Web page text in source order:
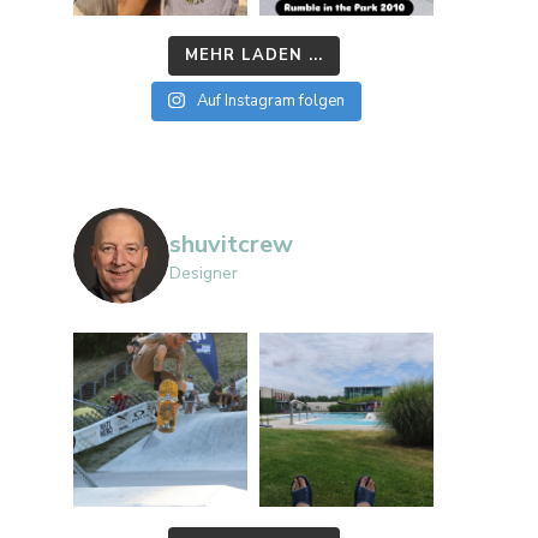
MEHR LADEN ...
Auf Instagram folgen
shuvitcrew
Designer